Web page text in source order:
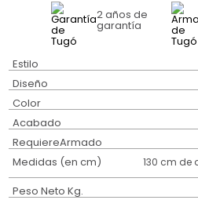
2 años de
garantía
Estilo
Diseño
Color
Acabado
RequiereArmado
Medidas (en cm) 130 cm de
Peso Neto Kg.